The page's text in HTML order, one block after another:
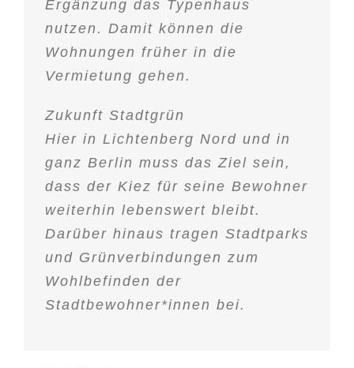
Ergänzung das Typenhaus
nutzen. Damit können die
Wohnungen früher in die
Vermietung gehen.
Zukunft Stadtgrün
Hier in Lichtenberg Nord und in
ganz Berlin muss das Ziel sein,
dass der Kiez für seine Bewohner
weiterhin lebenswert bleibt.
Darüber hinaus tragen Stadtparks
und Grünverbindungen zum
Wohlbefinden der
Stadtbewohner*innen bei.